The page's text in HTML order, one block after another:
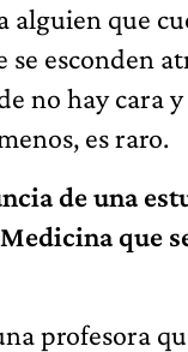
alguien que
se esconden
no hay cara
es raro.
de una
que
profesora